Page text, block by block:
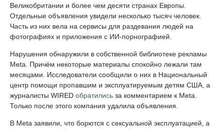
Великобритании и более чем десяти странах Европы.
Отдельные объявления увидели несколько тысяч человек.
Часть из них вела на сервисы для раздевания людей на
фотографиях и приложения с ИИ-порнографией.
Нарушения обнаружили в собственной библиотеке рекламы
Meta. Причём некоторые материалы спокойно лежали там
месяцами. Исследователи сообщили о них в Национальный
центр помощи пропавшим и эксплуатируемым детям США, а
журналисты WIRED обратились за комментарием к Meta.
Только после этого компания удалила объявления.
В Meta заявили, что борются с сексуальной эксплуатацией, а